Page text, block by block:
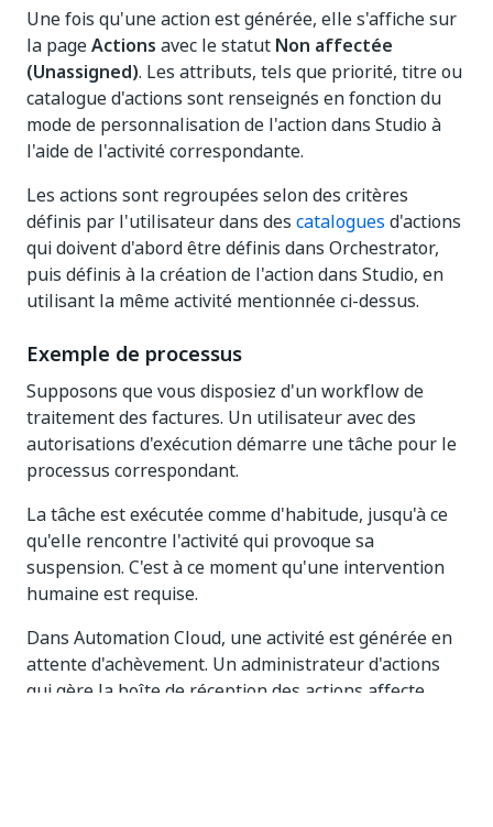
Une fois qu'une action est générée, elle s'affiche sur
la pageActions avec le statut Non affectée
(Unassigned). Les attributs, tels que priorité, titre ou
catalogue d'actions sont renseignés en fonction du
mode de personnalisation de l'action dans Studio à
l'aide de l'activité correspondante.
Les actions sont regroupées selon des critères
définis par l'utilisateur dans des catalogues d'actions
qui doivent d'abord être définis dans Orchestrator,
puis définis à la création de l'action dans Studio, en
utilisant la même activité mentionnée ci-dessus.
Exemple de processus
Supposons que vous disposiez d'un workflow de
traitement des factures. Un utilisateur avec des
autorisations d'exécution démarre une tâche pour le
processus correspondant.
La tâche est exécutée comme d'habitude, jusqu'à ce
qu'elle rencontre l'activité qui provoque sa
suspension. C'est à ce moment qu'une intervention
humaine est requise.
Dans Automation Cloud, une activité est générée en
attente d'achèvement. Un administrateur d'actions
qui gère la boîte de réception des actions affecte